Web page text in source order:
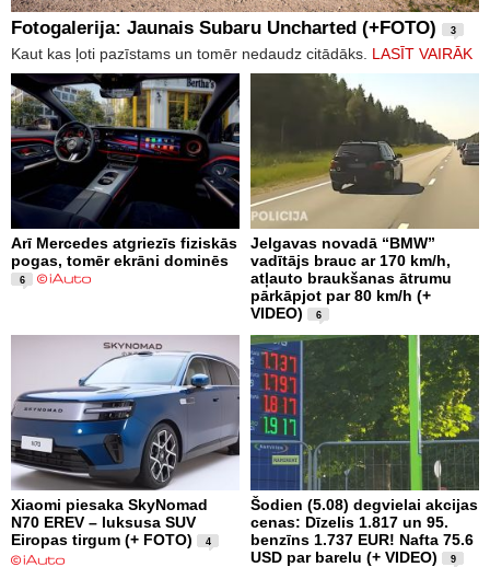
Fotogalerija: Jaunais Subaru Uncharted (+FOTO) 3
Kaut kas ļoti pazīstams un tomēr nedaudz citādāks. LASĪT VAIRĀK
Arī Mercedes atgriezīs fiziskās
pogas, tomēr ekrāni dominēs
6
Jelgavas novadā “BMW”
vadītājs brauc ar 170 km/h,
atļauto braukšanas ātrumu
pārkāpjot par 80 km/h (+
VIDEO)
6
Xiaomi piesaka SkyNomad
N70 EREV – luksusa SUV
Eiropas tirgum (+ FOTO)
4
Šodien (5.08) degvielai akcijas
cenas: Dīzelis 1.817 un 95.
benzīns 1.737 EUR! Nafta 75.6
USD par barelu (+ VIDEO)
9